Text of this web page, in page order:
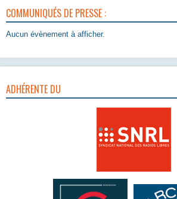
COMMUNIQUÉS DE PRESSE :
Aucun évènement à afficher.
ADHÉRENTE DU